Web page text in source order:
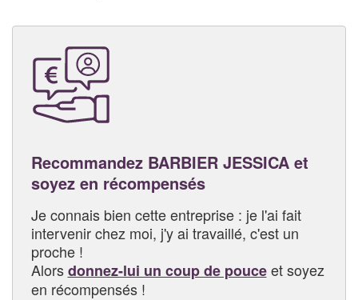
Recommandez BARBIER JESSICA et
soyez en récompensés
Je connais bien cette entreprise : je l'ai fait
intervenir chez moi, j'y ai travaillé, c'est un
proche !
Alorsdonnez-lui un coup de pouceet soyez
en récompensés !